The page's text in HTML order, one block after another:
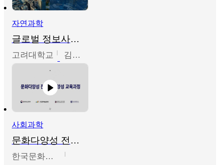
자연과학
글로벌 정보사회와 통계의 창의적 기능
고려대학교 김희영
사회과학
문화다양성 전문인력 양성 기본과정 - 문화다양성의 이해
한국문화예술교육진흥원